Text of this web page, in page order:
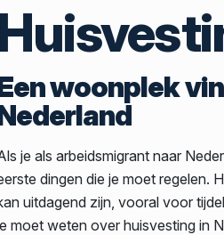
woonplek
je als arbeidsmigrant naar
dingen die je moet regelen.
uitdagend zijn, vooral voor
moet weten over huisvesting in